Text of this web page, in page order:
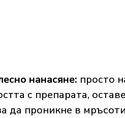
нанасяне: просто
с препарата,
да проникне в